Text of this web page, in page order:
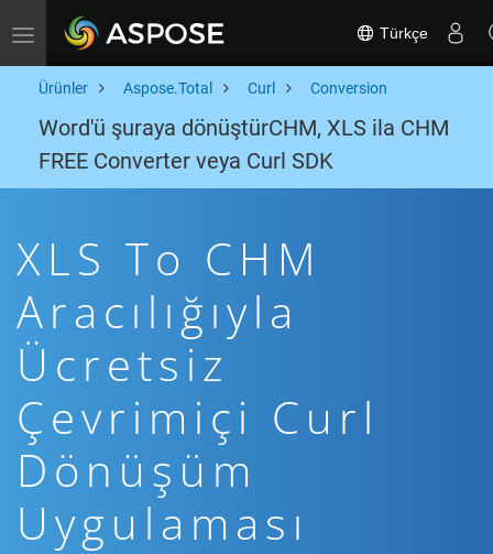
Toggle navigation Türkçe
Ürünler Aspose.Total Curl Conversion
Word'ü şuraya dönüştürCHM, XLS ila CHM
FREE Converter veya Curl SDK
XLS To CHM
Aracılığıyla
Ücretsiz
Çevrimiçi Curl
Dönüşüm
Uygulaması